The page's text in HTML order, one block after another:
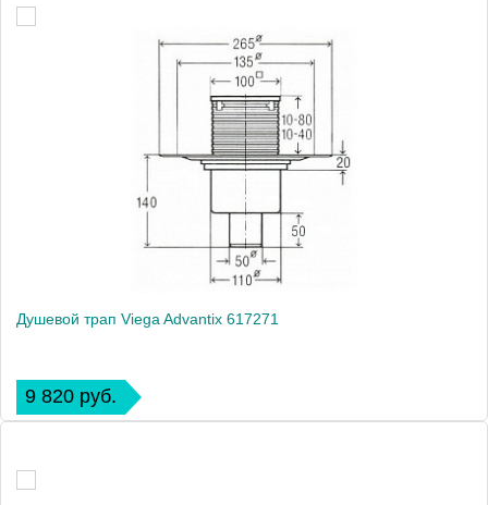
Душевой трап Viega Advantix 617271
9 820 руб.